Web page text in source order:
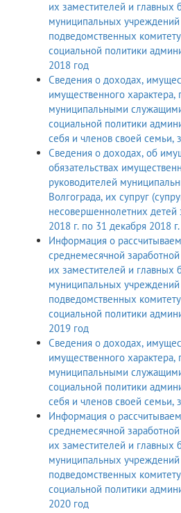
их заместителей и главных
муниципальных учреждений
подведомственных
социальной политики
2018 год
Сведения о доходах,
имущественного характера,
муниципальными
социальной политики
себя и членов своей семьи,
Сведения о доходах, об
обязательствах
руководителей
Волгограда, их супруг
несовершеннолетних детей
2018 г. по 31 декабря 2018 г.
Информация о
среднемесячной
их заместителей и главных
муниципальных учреждений
подведомственных
социальной политики
2019 год
Сведения о доходах,
имущественного характера, представленные
муниципальными
социальной политики
себя и членов своей семьи,
Информация о
среднемесячной
их заместителей и главных
муниципальных учреждений
подведомственных
социальной политики
2020 год